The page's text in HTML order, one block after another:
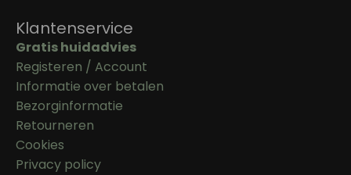
Klantenservice
Gratis huidadvies
Registeren / Account
Informatie over betalen
Bezorginformatie
Retourneren
Cookies
Privacy policy